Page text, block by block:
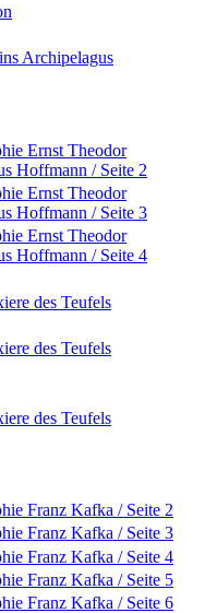
Archipelagus
Ernst Theodor
Hoffmann / Seite 2
Ernst Theodor
Hoffmann / Seite 3
Ernst Theodor
Hoffmann / Seite 4
des Teufels
des Teufels
des Teufels
Franz Kafka / Seite 2
Franz Kafka / Seite 3
Franz Kafka / Seite 4
Franz Kafka / Seite 5
Franz Kafka / Seite 6